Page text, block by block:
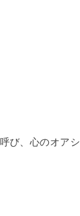
び、心のオアシ